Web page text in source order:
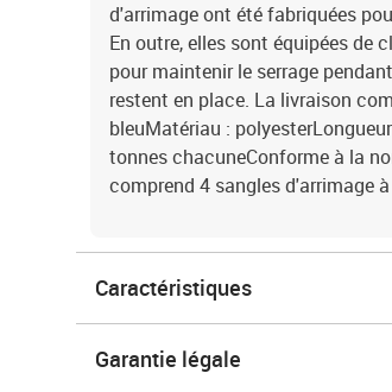
d'arrimage ont été fabriquées
En outre, elles sont équipées de
pour maintenir le serrage
restent en place. La livraison
bleuMatériau :
tonnes chacuneConforme à la
comprend 4 sangles d'arrimage
Caractéristiques
Garantie légale